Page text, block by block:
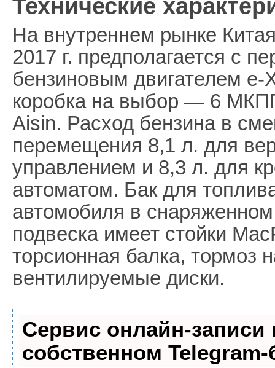
Технические
На внутреннем рынке
2017 г. предполагается с
бензиновым двигателем
коробка на выбор — 6
Aisin. Расход бензина в
перемещения 8,1 л. для
управлением и 8,3 л. для
автоматом. Бак для
автомобиля в
подвеска имеет стойки
торсионная балка, тормоз
вентилируемые диски.
Сервис онлайн-записи
собственном Telegram-